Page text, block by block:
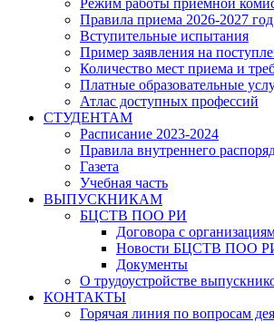
Режим работы приёмной
Правила приема 2026-2027 год
Вступительные испытания
Пример заявления на
Количество мест приема и
Платные образовательные
Атлас доступных профессий
СТУДЕНТАМ
Расписание 2023-2024
Правила внутреннего
Газета
Учебная часть
ВЫПУСКНИКАМ
БЦСТВ ПОО РИ
Договора с
Новости БЦСТВ ПОО
Документы
О трудоустройстве
КОНТАКТЫ
Горячая линия по вопросам